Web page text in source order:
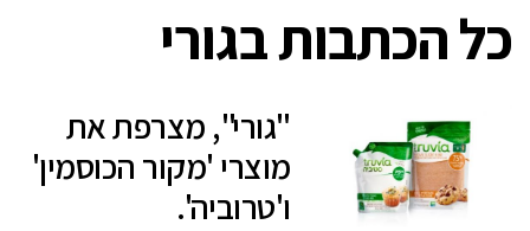
כל הכתבות בגורי
"גורי", מצרפת את
מוצרי 'מקור הכוסמין'
ו'טרוביה'.